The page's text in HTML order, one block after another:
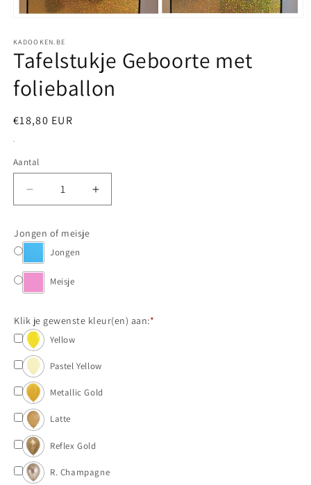
openen
in
modaal
KADOOKEN.BE
Tafelstukje Geboorte met
folieballon
Normale
€18,80 EUR
.
Aantal
Aantal
Aantal
verlagen
Tafelstukje
Geboorte
met
folieballon
Aantal
verhogen
Jongen of meisje
Jongen
Meisje
Klik je gewenste kleur(en) aan:*
Klik
je
gewenste
kleur(en)
aan:
Yellow
Pastel Yellow
Metallic Gold
Latte
Reflex Gold
R. Champagne